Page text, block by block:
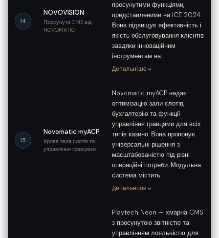
14
NOVOVISION
Просунута CMS від
NOVOMATIC
просунутими функціями,
представленими на ICE 2024.
Вона підвищує ефективність і
якість обслуговування клієнтів
завдяки інноваційним
інструментам на…
Детальніше
15
Novomatic myACP
Ігрова зала слотів та
управління гравцями
Novomatic myACP надає
оптимізацію зали слотів,
бухгалтерію та функції
управління гравцями для всіх
типів казино. Вона пропонує
універсальні рішення з
масштабованістю під різні
операційні потреби. Модульна
система містить…
Детальніше
Playtech Neon — хмарна CMS
з просунутою звітністю та
управлінням лояльністю для